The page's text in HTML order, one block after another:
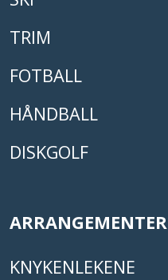
TRIM
FOTBALL
HÅNDBALL
DISKGOLF
ARRANGEMENTER
KNYKENLEKENE